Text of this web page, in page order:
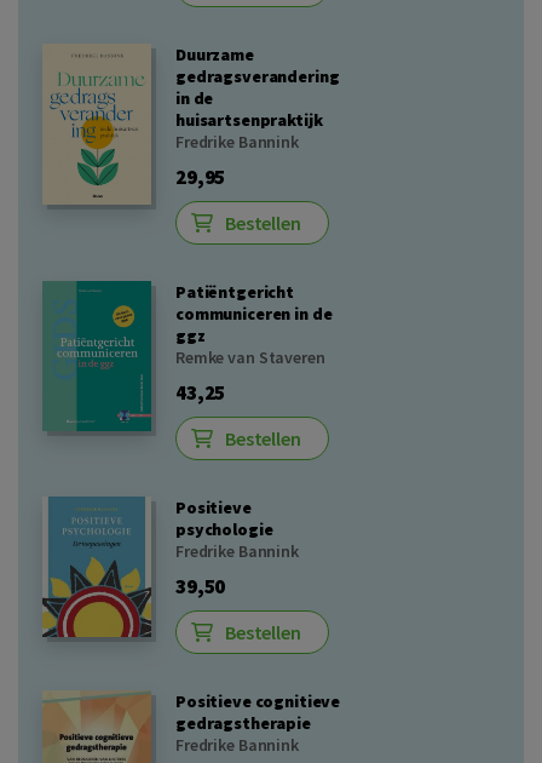
Duurzame
gedragsverandering
in de
huisartsenpraktijk
Fredrike Bannink
29,95
Bestellen
Patiëntgericht
communiceren in de
ggz
Remke van Staveren
43,25
Bestellen
Positieve
psychologie
Fredrike Bannink
39,50
Bestellen
Positieve cognitieve
gedragstherapie
Fredrike Bannink